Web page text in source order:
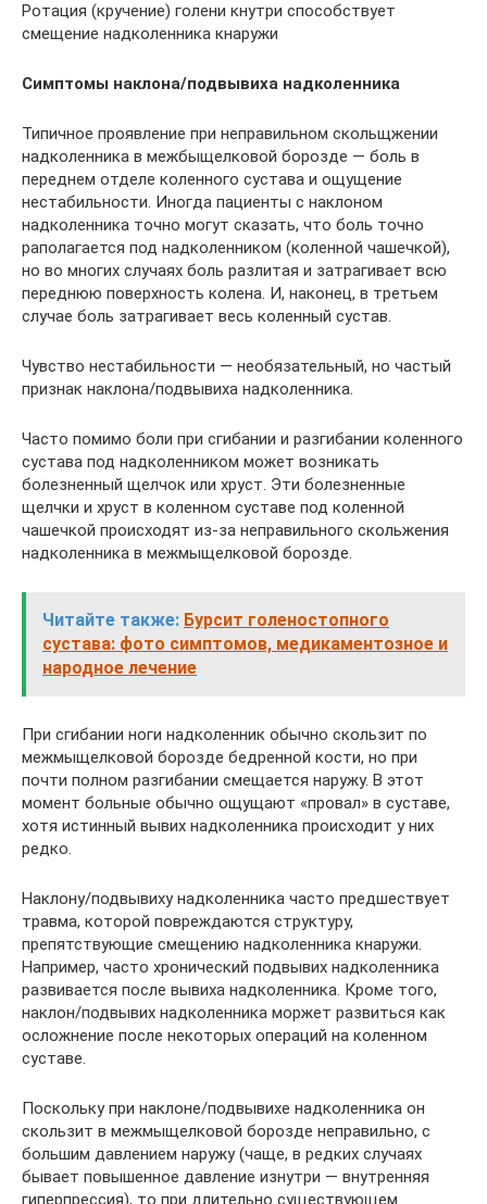
Ротация (кручение) голени кнутри способствует
смещение надколенника кнаружи
Симптомы наклона/подвывиха надколенника
Типичное проявление при неправильном скольщжении
надколенника в межбыщелковой борозде — боль в
переднем отделе коленного сустава и ощущение
нестабильности. Иногда пациенты с наклоном
надколенника точно могут сказать, что боль точно
раполагается под надколенником (коленной чашечкой),
но во многих случаях боль разлитая и затрагивает всю
переднюю поверхность колена. И, наконец, в третьем
случае боль затрагивает весь коленный сустав.
Чувство нестабильности — необязательный, но частый
признак наклона/подвывиха надколенника.
Часто помимо боли при сгибании и разгибании коленного
сустава под надколенником может возникать
болезненный щелчок или хруст. Эти болезненные
щелчки и хруст в коленном суставе под коленной
чашечкой происходят из-за неправильного скольжения
надколенника в межмыщелковой борозде.
Читайте также: Бурсит голеностопного
сустава: фото симптомов, медикаментозное и
народное лечение
При сгибании ноги надколенник обычно скользит по
межмыщелковой борозде бедренной кости, но при
почти полном разгибании смещается наружу. В этот
момент больные обычно ощущают «провал» в суставе,
хотя истинный вывих надколенника происходит у них
редко.
Наклону/подвывиху надколенника часто предшествует
травма, которой повреждаются структуру,
препятствующие смещению надколенника кнаружи.
Например, часто хронический подвывих надколенника
развивается после вывиха надколенника. Кроме того,
наклон/подвывих надколенника моржет развиться как
осложнение после некоторых операций на коленном
суставе.
Поскольку при наклоне/подвывихе надколенника он
скользит в межмыщелковой борозде неправильно, с
большим давлением наружу (чаще, в редких случаях
бывает повышенное давление изнутри — внутренняя
гиперпрессия), то при длительно существующем